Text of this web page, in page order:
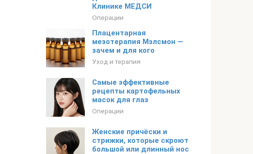
Клинике МЕДСИ
Операции
Плацентарная
мезотерапия Мэлсмон —
зачем и для кого
Уход и терапия
Самые эффективные
рецепты картофельных
масок для глаз
Операции
Женские причёски и
стрижки, которые скроют
большой или длинный нос